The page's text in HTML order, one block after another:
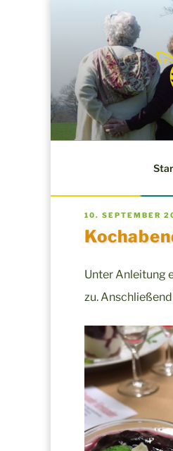
springen
VERÖFFENTLICHT
10. SEPTEMBER
Unter Anleitung
zu.